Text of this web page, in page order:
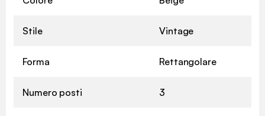
Stile Vintage
Forma Rettangolare
Numero posti 3